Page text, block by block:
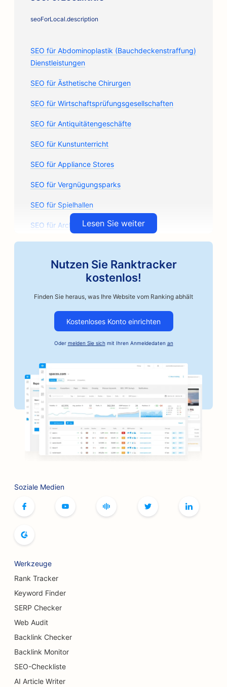
seoForLocal.description
SEO für Abdominoplastik (Bauchdeckenstraffung)
Dienstleistungen
SEO für Ästhetische Chirurgen
SEO für Wirtschaftsprüfungsgesellschaften
SEO für Antiquitätengeschäfte
SEO für Kunstunterricht
SEO für Appliance Stores
SEO für Vergnügungsparks
SEO für Spielhallen
SEO für Architekturbüros
SEO für Autoteile-Geschäfte
SEO für Automobilunternehmen
SEO für Kautionsdienste
SEO für Banken
SEO für Bäckereien
SEO für Friseurläden
SEO für BBQ-Joints
SEO für Boutiquen
SEO für Bowlingbahnen
SEO für Brettspiel-Cafés
SEO für Brauereien
SEO für Brustvergrößerungsdienste
SEO für Buffet-Restaurants
SEO für Cafés
SEO für Konditoreien
Lesen Sie weiter
Nutzen Sie Ranktracker
kostenlos!
Finden Sie heraus, was Ihre Website vom Ranking abhält
Kostenloses Konto einrichten
Oder melden Sie sichmit Ihren Anmeldedaten an
Soziale Medien
Werkzeuge
Rank Tracker
Keyword Finder
SERP Checker
Web Audit
Backlink Checker
Backlink Monitor
SEO-Checkliste
AI Article Writer